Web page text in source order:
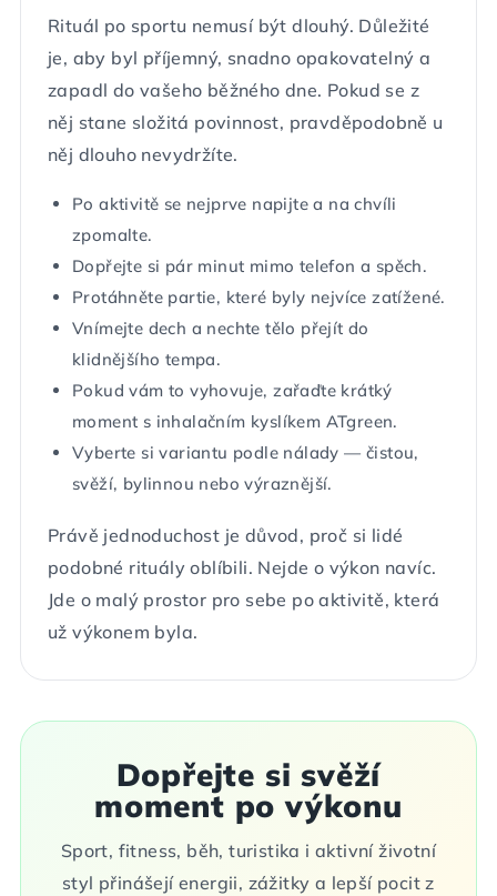
Rituál po sportu nemusí být dlouhý. Důležité
je, aby byl příjemný, snadno opakovatelný a
zapadl do vašeho běžného dne. Pokud se z
něj stane složitá povinnost, pravděpodobně u
něj dlouho nevydržíte.
Po aktivitě se nejprve napijte a na chvíli
zpomalte.
Dopřejte si pár minut mimo telefon a spěch.
Protáhněte partie, které byly nejvíce zatížené.
Vnímejte dech a nechte tělo přejít do
klidnějšího tempa.
Pokud vám to vyhovuje, zařaďte krátký
moment s inhalačním kyslíkem ATgreen.
Vyberte si variantu podle nálady — čistou,
svěží, bylinnou nebo výraznější.
Právě jednoduchost je důvod, proč si lidé
podobné rituály oblíbili. Nejde o výkon navíc.
Jde o malý prostor pro sebe po aktivitě, která
už výkonem byla.
Dopřejte si svěží
moment po výkonu
Sport, fitness, běh, turistika i aktivní životní
styl přinášejí energii, zážitky a lepší pocit z